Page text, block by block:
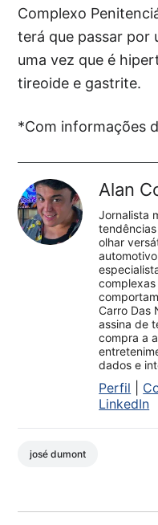
Complexo
terá que passar por
uma vez que é
tireoide e gastrite.
*Com informações
Alan
Jornalista
olhar
Carro Das
assina de
compra a
dados e
Perfil
LinkedIn
josé dumont